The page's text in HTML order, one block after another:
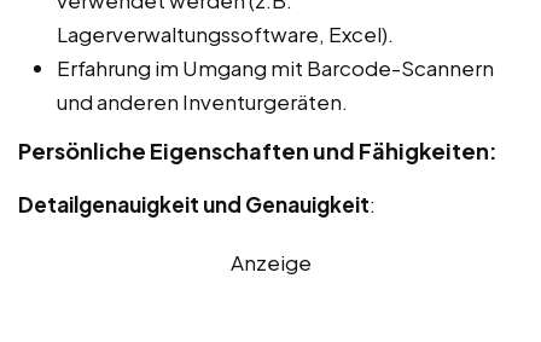
Lagerverwaltungssoftware, Excel).
Erfahrung im Umgang mit Barcode-Scannern
und anderen Inventurgeräten.
Persönliche Eigenschaften und Fähigkeiten:
Detailgenauigkeit und Genauigkeit:
Anzeige